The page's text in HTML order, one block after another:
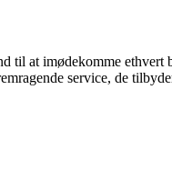
til at imødekomme ethvert
service, de